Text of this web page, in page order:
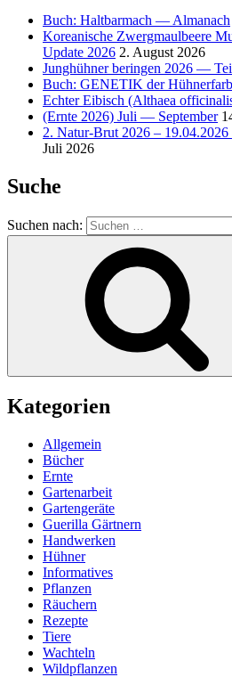
Buch: Haltbarmach — Almanach
Koreanische Zwergmaulbeere
Update 2026 2. August 2026
Junghühner beringen 2026 —
Buch: GENETIK der
Echter Eibisch (Althaea
(Ernte 2026) Juli — September
2. Natur-Brut 2026 – 19.04.2026
Juli 2026
Suche
Suchen nach:
Kategorien
Allgemein
Bücher
Ernte
Gartenarbeit
Gartengeräte
Guerilla Gärtnern
Handwerken
Hühner
Informatives
Pflanzen
Räuchern
Rezepte
Tiere
Wachteln
Wildpflanzen